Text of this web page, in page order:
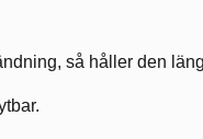
så håller den